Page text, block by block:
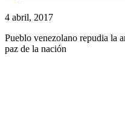
4 abril, 2017
Pueblo venezolano repudia la
paz de la nación